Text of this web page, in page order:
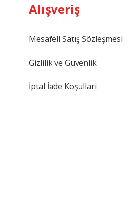
Alışveriş
Mesafeli Satış Sözleşmesi
Gizlilik ve Güvenlik
İptal İade Koşullari